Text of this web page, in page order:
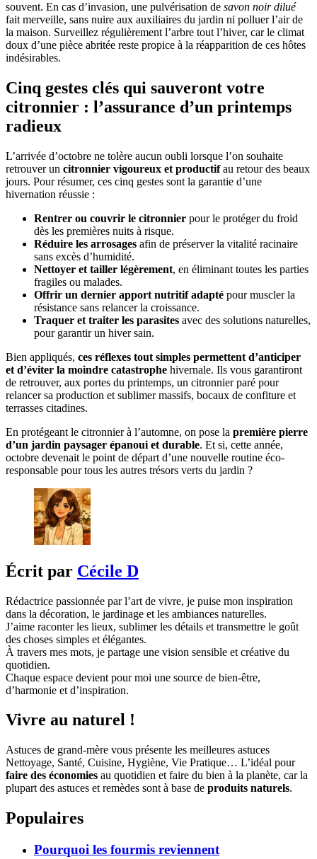
souvent. En cas d’invasion, une pulvérisation de savon noir dilué
fait merveille, sans nuire aux auxiliaires du jardin ni polluer l’air de
la maison. Surveillez régulièrement l’arbre tout l’hiver, car le climat
doux d’une pièce abritée reste propice à la réapparition de ces hôtes
indésirables.
Cinq gestes clés qui sauveront votre
citronnier : l’assurance d’un printemps
radieux
L’arrivée d’octobre ne tolère aucun oubli lorsque l’on souhaite
retrouver un citronnier vigoureux et productifau retour des beaux
jours. Pour résumer, ces cinq gestes sont la garantie d’une
hivernation réussie :
Rentrer ou couvrir le citronnier pour le protéger du froid
dès les premières nuits à risque.
Réduire les arrosages afin de préserver la vitalité racinaire
sans excès d’humidité.
Nettoyer et tailler légèrement, en éliminant toutes les parties
fragiles ou malades.
Offrir un dernier apport nutritif adapté pour muscler la
résistance sans relancer la croissance.
Traquer et traiter les parasites avec des solutions naturelles,
pour garantir un hiver sain.
Bien appliqués, ces réflexes tout simples permettent d’anticiper
et d’éviter la moindre catastrophe hivernale. Ils vous garantiront
de retrouver, aux portes du printemps, un citronnier paré pour
relancer sa production et sublimer massifs, bocaux de confiture et
terrasses citadines.
En protégeant le citronnier à l’automne, on pose la première pierre
d’un jardin paysager épanoui et durable. Et si, cette année,
octobre devenait le point de départ d’une nouvelle routine éco-
responsable pour tous les autres trésors verts du jardin ?
Écrit par Cécile D
Rédactrice passionnée par l’art de vivre, je puise mon inspiration
dans la décoration, le jardinage et les ambiances naturelles.
J’aime raconter les lieux, sublimer les détails et transmettre le goût
des choses simples et élégantes.
À travers mes mots, je partage une vision sensible et créative du
quotidien.
Chaque espace devient pour moi une source de bien-être,
d’harmonie et d’inspiration.
Vivre au naturel !
Astuces de grand-mère vous présente les meilleures astuces
Nettoyage, Santé, Cuisine, Hygiène, Vie Pratique… L’idéal pour
faire des économies au quotidien et faire du bien à la planète, car la
plupart des astuces et remèdes sont à base de produits naturels.
Populaires
Pourquoi les fourmis reviennent